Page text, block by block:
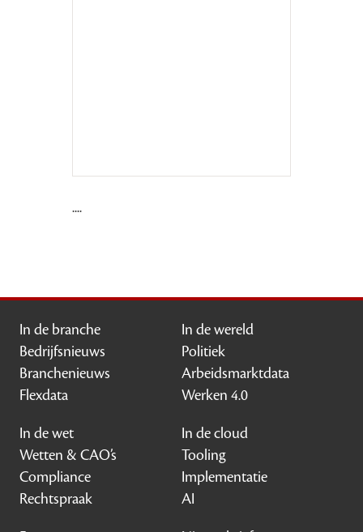
....
In de branche
Bedrijfsnieuws
Branchenieuws
Flexdata
In de wereld
Politiek
Arbeidsmarktdata
Werken 4.0
In de wet
Wetten & CAO’s
Compliance
Rechtspraak
In de cloud
Tooling
Implementatie
AI